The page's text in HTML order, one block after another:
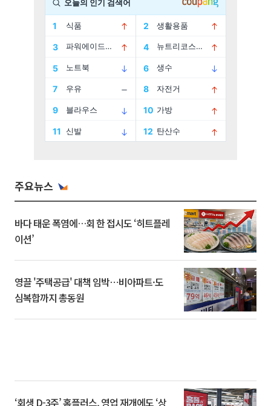
주요뉴스
바다 태운 폭염에…회 한 접시도 ‘히트플레
이션’
영끌 '주택공급' 대책 임박⋯비아파트·도
심복합까지 총동원
‘회생 D-3주’ 홈플러스, 영업 재개에도 ‘상